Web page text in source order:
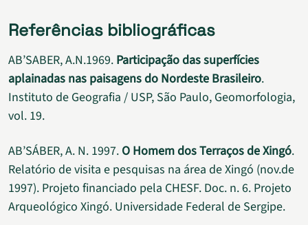
Referências bibliográficas
AB’SABER, A.N.1969. Participação das superfícies
aplainadas nas paisagens do Nordeste Brasileiro.
Instituto de Geografia / USP, São Paulo, Geomorfologia,
vol. 19.
AB’SÁBER, A. N. 1997. O Homem dos Terraços de Xingó.
Relatório de visita e pesquisas na área de Xingó (nov.de
1997). Projeto financiado pela CHESF. Doc. n. 6. Projeto
Arqueológico Xingó. Universidade Federal de Sergipe.